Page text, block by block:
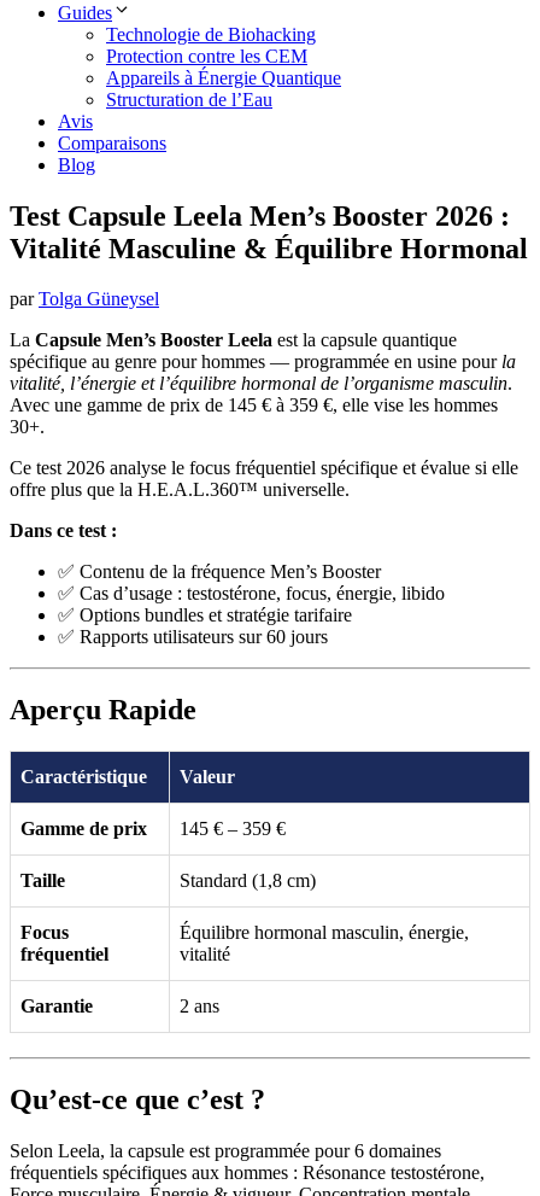
Guides
Technologie de Biohacking
Protection contre les CEM
Appareils à Énergie Quantique
Structuration de l’Eau
Avis
Comparaisons
Blog
Test Capsule Leela Men’s Booster 2026 :
Vitalité Masculine & Équilibre Hormonal
parTolga Güneysel
La Capsule Men’s Booster Leela est la capsule quantique
spécifique au genre pour hommes — programmée en usine pour la
vitalité, l’énergie et l’équilibre hormonal de l’organisme masculin.
Avec une gamme de prix de 145 € à 359 €, elle vise les hommes
30+.
Ce test 2026 analyse le focus fréquentiel spécifique et évalue si elle
offre plus que la H.E.A.L.360™ universelle.
Dans ce test :
✅ Contenu de la fréquence Men’s Booster
✅ Cas d’usage : testostérone, focus, énergie, libido
✅ Options bundles et stratégie tarifaire
✅ Rapports utilisateurs sur 60 jours
Aperçu Rapide
Caractéristique Valeur
Gamme de prix 145 € – 359 €
Taille Standard (1,8 cm)
Focus
fréquentiel
Équilibre hormonal masculin, énergie,
vitalité
Garantie 2 ans
Qu’est-ce que c’est ?
Selon Leela, la capsule est programmée pour 6 domaines
fréquentiels spécifiques aux hommes : Résonance testostérone,